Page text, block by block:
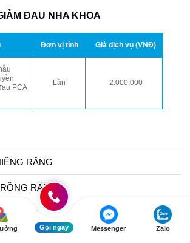
ĐAU NHA KHOA
Đơn vị tính Giá dịch vụ (VNĐ)
PCA
Lần 2.000.000
RĂNG
RĂNG
SỨ
Gọi ngay Messenger Zalo